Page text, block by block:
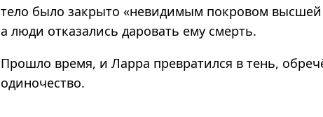
тело было закрыто «невидимым покровом
а люди отказались даровать ему смерть.
Прошло время, и Ларра превратился в тень,
одиночество.